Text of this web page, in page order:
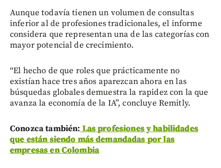
Aunque todavía tienen un volumen de consultas
inferior al de profesiones tradicionales, el informe
considera que representan una de las categorías con
mayor potencial de crecimiento.
“El hecho de que roles que prácticamente no
existían hace tres años aparezcan ahora en las
búsquedas globales demuestra la rapidez con la que
avanza la economía de la IA”, concluye Remitly.
Conozca también: Las profesiones y habilidades
que están siendo más demandadas por las
empresas en Colombia